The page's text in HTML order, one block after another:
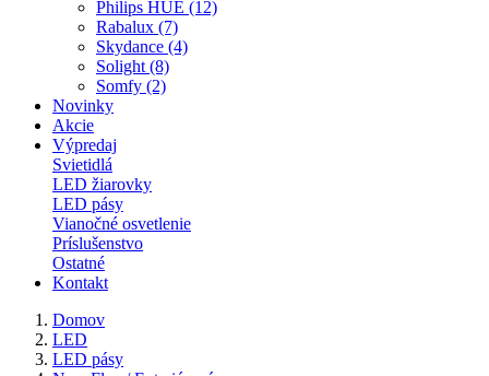
Philips HUE (12)
Rabalux (7)
Skydance (4)
Solight (8)
Somfy (2)
Novinky
Akcie
Výpredaj
Svietidlá
LED žiarovky
LED pásy
Vianočné osvetlenie
Príslušenstvo
Ostatné
Kontakt
Domov
LED
LED pásy